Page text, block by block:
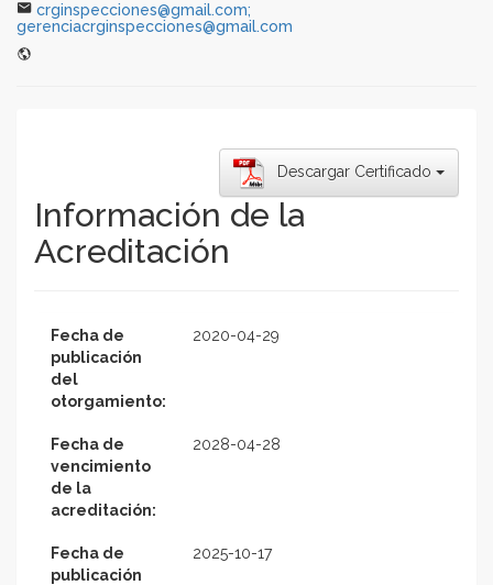
crginspecciones@gmail.com;
gerenciacrginspecciones@gmail.com
Descargar Certificado
Información de la
Acreditación
Fecha de
publicación
del
otorgamiento:
2020-04-29
Fecha de
vencimiento
de la
acreditación:
2028-04-28
Fecha de
publicación
2025-10-17